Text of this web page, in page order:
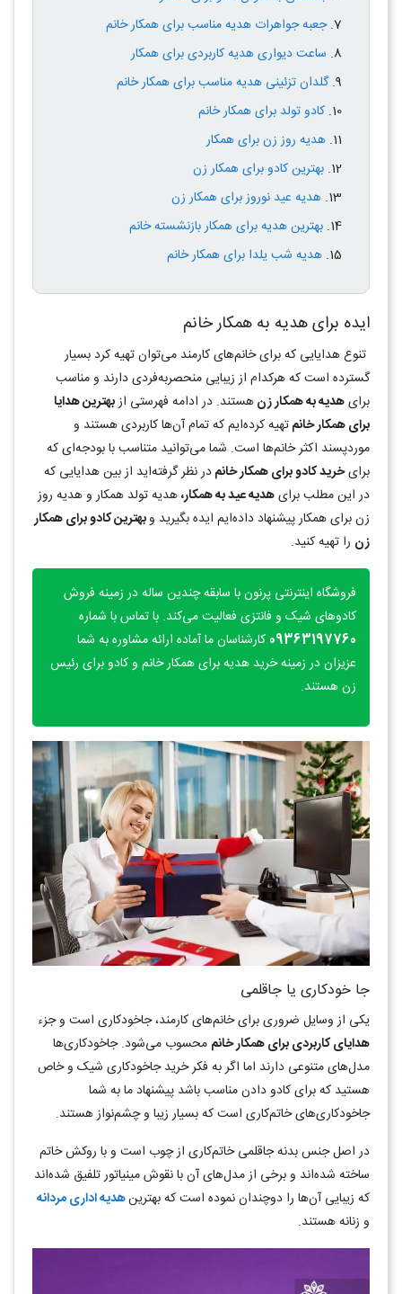
جعبه جواهرات هدیه مناسب برای همکار خانم
ساعت دیواری هدیه کاربردی برای همکار
گلدان تزئینی هدیه مناسب برای همکار خانم
کادو تولد برای همکار خانم
هدیه روز زن برای همکار
بهترین کادو برای همکار زن
هدیه عید نوروز برای همکار زن
بهترین هدیه برای همکار بازنشسته خانم
هدیه شب یلدا برای همکار خانم
ایده برای هدیه به همکار خانم
تنوع هدایایی که برای خانم‌های کارمند می‌توان تهیه کرد بسیار
گسترده است که هرکدام از زیبایی منحصربه‌فردی دارند و مناسب
برایهدیه به همکار زنهستند. در ادامه فهرستی ازبهترین هدایا
برای همکار خانمتهیه کرده‌ایم که تمام آن‌ها کاربردی هستند و
موردپسند اکثر خانم‌ها است. شما می‌توانید متناسب با بودجه‌ای که
برایخرید کادو برای همکار خانمدر نظر گرفته‌اید از بین هدایایی که
در این مطلب برایهدیه عید به همکار،هدیه تولد همکار و هدیه روز
زن برای همکار پیشنهاد داده‌ایم ایده بگیرید وبهترین کادو برای همکار
زن را تهیه کنید.
فروشگاه اینترنتی پرنون با سابقه چندین ساله در زمینه فروش
کادوهای شیک و فانتزی فعالیت می‌کند. با تماس با شماره
09363197760 کارشناسان ما آماده ارائه مشاوره به شما
عزیزان در زمینه خرید هدیه برای همکار خانم و کادو برای رئیس
زن هستند.
جا خودکاری یا جاقلمی
یکی از وسایل ضروری برای خانم‌های کارمند، جاخودکاری است و جزء
هدایای کاربردی برای همکار خانم محسوب می‌شود. جاخودکاری‌ها
مدل‌های متنوعی دارند اما اگر به فکر خرید جاخودکاری شیک و خاص
هستید که برای کادو دادن مناسب باشد پیشنهاد ما به شما
جاخودکاری‌های خاتم‌کاری است که بسیار زیبا و چشم‌نواز هستند.
در اصل جنس بدنه جاقلمی خاتم‌کاری از چوب است و با روکش خاتم
ساخته شده‌اند و برخی از مدل‌های آن با نقوش مینیاتور تلفیق شده‌اند
که زیبایی آن‌ها را دوچندان نموده است که بهترینهدیه اداری مردانه
و زنانه هستند.